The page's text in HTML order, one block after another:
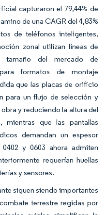
capturaron el 79,44% de
de una CAGR del 4,83%
de teléfonos inteligentes,
zonal utilizan líneas de
tamaño del mercado de
formatos de montaje
que las placas de orificio
para un flujo de selección y
y reduciendo la altura del
que las pantallas
demandan un espesor
y 0603 ahora admiten
requerían huellas
y sensores.
siguen siendo importantes
terrestre regidas por